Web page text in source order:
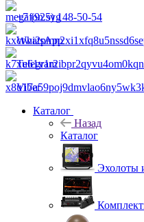
+7 (925) 148-50-54
WhatsApp
Telegram
Viber
Каталог
Назад
Каталог
Эхолоты